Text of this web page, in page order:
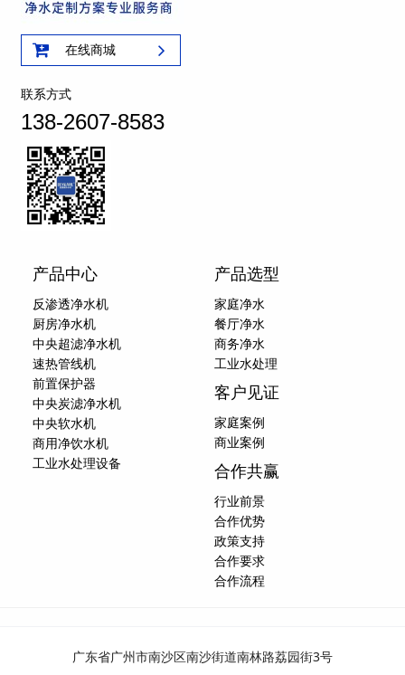
在线商城
联系方式
138-2607-8583
产品中心
反渗透净水机
厨房净水机
中央超滤净水机
速热管线机
前置保护器
中央炭滤净水机
中央软水机
商用净饮水机
工业水处理设备
产品选型
家庭净水
餐厅净水
商务净水
工业水处理
客户见证
家庭案例
商业案例
合作共赢
行业前景
合作优势
政策支持
合作要求
合作流程
广东省广州市南沙区南沙街道南林路荔园街3号